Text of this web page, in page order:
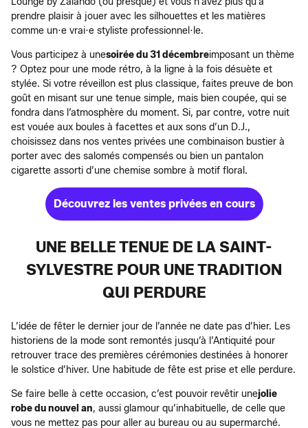
prendre plaisir à jouer avec les silhouettes et les matières
comme un·e vrai·e styliste professionnel·le.
Vous participez à unesoirée du 31 décembreimposant un thème
? Optez pour une mode rétro, à la ligne à la fois désuète et
stylée. Si votre réveillon est plus classique, faites preuve de bon
goût en misant sur une tenue simple, mais bien coupée, qui se
fondra dans l’atmosphère du moment. Si, par contre, votre nuit
est vouée aux boules à facettes et aux sons d’un D.J.,
choisissez dans nos ventes privées une combinaison bustier à
porter avec des salomés compensés ou bien un pantalon
cigarette assorti d’une chemise sombre à motif floral.
Découvrez les ventes privées en cours
UNE BELLE TENUE DE LA SAINT-
SYLVESTRE POUR UNE TRADITION
QUI PERDURE
L’idée de fêter le dernier jour de l’année ne date pas d’hier. Les
historiens de la mode sont remontés jusqu’à l’Antiquité pour
retrouver trace des premières cérémonies destinées à honorer
le solstice d’hiver. Une habitude de fête est prise et elle perdure.
Se faire belle à cette occasion, c’est pouvoir revêtir unejolie
robe du nouvel an, aussi glamour qu’inhabituelle, de celle que
vous ne mettez pas pour aller au bureau ou au supermarché.